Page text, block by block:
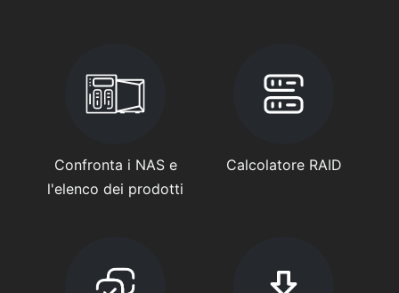
Confronta i NAS e
l'elenco dei prodotti
Calcolatore RAID